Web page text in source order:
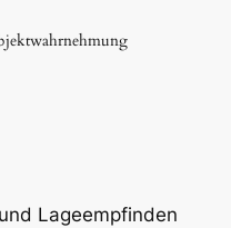
Lageempfinden